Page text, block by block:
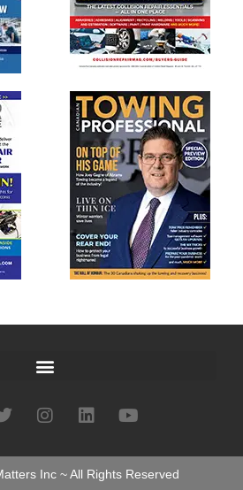
Inc ~ All Rights Reserved